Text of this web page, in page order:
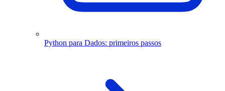
Python para Dados: primeiros passos